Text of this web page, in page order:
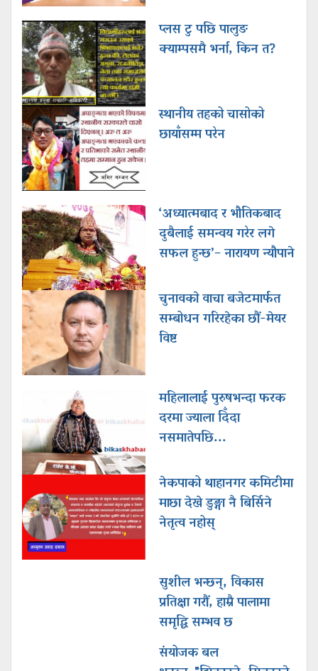
प्लस टु पछि पालुङ
क्याम्पसमै भर्ना, किन त?
स्थानीय तहको चासोको
छायाँसम्म परेन
‘अध्यात्मबाद र भौतिकबाद
दुबैलाई समन्वय गरेर लगे
सफल हुन्छ’– नारायण न्यौपाने
चुनावकाे वाचा बजेटमार्फत
सम्बोधन गरिरहेका छौं-मेयर
विष्ट
महिलालाई पुरुषभन्दा फरक
दरमा ज्याला दिँदा
नसमातेपछि...
नेकपाको थाहानगर कमिटीमा
माछा देखे डुङ्गा नै बिर्सिने
नेतृत्व नहोस्
सुशील भन्छन्, विकास
प्रतिक्षा गरौं, हाम्रै पालामा
समृद्घि सम्भव छ
संयोजक बल